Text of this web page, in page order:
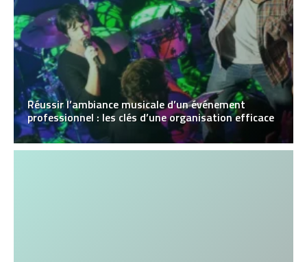
Réussir l’ambiance musicale d’un événement
professionnel : les clés d’une organisation efficace